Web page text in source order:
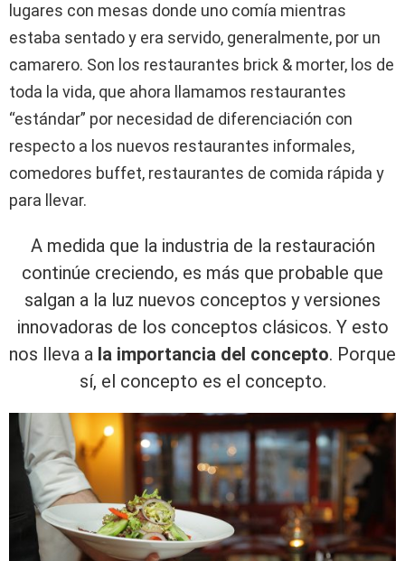
lugares con mesas donde uno comía mientras
estaba sentado y era servido, generalmente, por un
camarero. Son los restaurantes brick & morter, los de
toda la vida, que ahora llamamos restaurantes
“estándar” por necesidad de diferenciación con
respecto a los nuevos restaurantes informales,
comedores buffet, restaurantes de comida rápida y
para llevar.
A medida que la industria de la restauración
continúe creciendo, es más que probable que
salgan a la luz nuevos conceptos y versiones
innovadoras de los conceptos clásicos. Y esto
nos lleva a la importancia del concepto. Porque
sí, el concepto es el concepto.